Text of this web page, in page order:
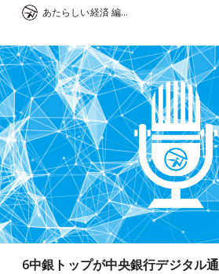
あたらしい経済 編集部
6中銀トップが中央銀行デジタル